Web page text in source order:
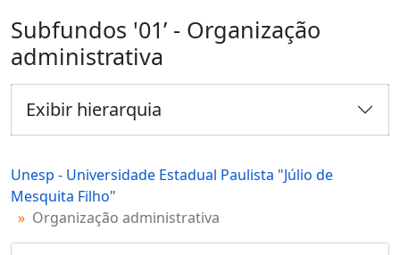
Subfundos '01’ - Organização
administrativa
Exibir hierarquia
Unesp - Universidade Estadual Paulista "Júlio de
Mesquita Filho"
Organização administrativa